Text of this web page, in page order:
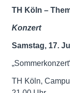
TH Köln –
Konzert
Samstag, 17.
TH Köln,